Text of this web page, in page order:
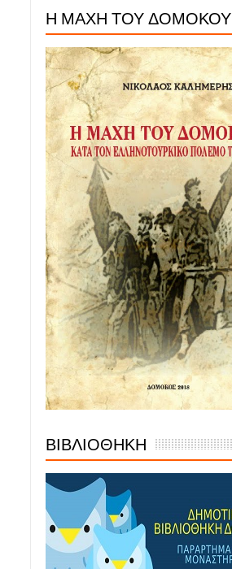
Η ΜΑΧΗ ΤΟΥ ΔΟΜΟΚΟΥ
ΒΙΒΛΙΟΘΗΚΗ